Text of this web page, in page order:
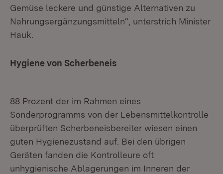
Gemüse leckere und günstige Alternativen zu
Nahrungsergänzungsmitteln“, unterstrich Minister
Hauk.
Hygiene von Scherbeneis
88 Prozent der im Rahmen eines
Sonderprogramms von der Lebensmittelkontrolle
überprüften Scherbeneisbereiter wiesen einen
guten Hygienezustand auf. Bei den übrigen
Geräten fanden die Kontrolleure oft
unhygienische Ablagerungen im Inneren der